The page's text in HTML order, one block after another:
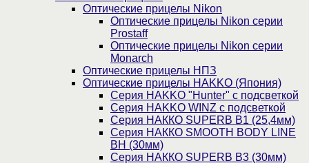
Оптические прицелы Nikon
Оптические прицелы Nikon серии
Prostaff
Оптические прицелы Nikon серии
Monarch
Оптические прицелы НПЗ
Оптические прицелы HAKKO (Япония)
Cерия HAKKO "Hunter" с подсветкой
Серия НAKKO WINZ с подсветкой
Серия НАККО SUPERB B1 (25,4мм)
Серия НАККО SMOOTH BODY LINE
BH (30мм)
Серия НАККО SUPERB B3 (30мм)